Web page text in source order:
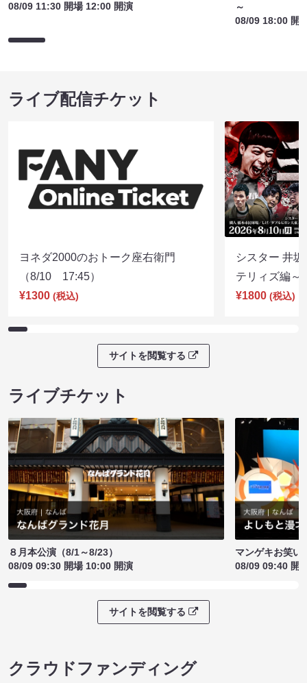
08/09 11:30 開場 12:00 開演
～
08/09 18:00 開
ライブ配信チケット
ヨネダ2000のおトーク座右衛門
（8/10 17:45）
¥1300 (税込)
シスター 井
テリィズ編
¥1800 (税込)
サイトを閲覧する
ライブチケット
８月本公演（8/1～8/23）
08/09 09:30 開場 10:00 開演
マンゲキお笑い
08/09 09:40 開
サイトを閲覧する
クラウドファンディング